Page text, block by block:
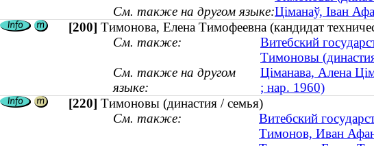
См. также на другом языке:Ціманаў, Іван
[200] Тимонова, Елена Тимофеевна (кандидат
См. также:
Витебский
Тимоновы
См. также на другом
языке:
Ціманава, Алена
; нар. 1960)
[220] Тимоновы (династия / семья)
См. также:
Витебский
Тимонов, Иван